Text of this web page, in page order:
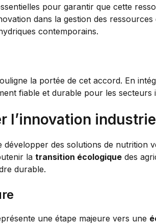
pour garantir que cette
dans la gestion des ressources
contemporains.
la portée de cet accord. En
fiable et durable pour les secteurs
l’innovation
développer des solutions de nutrition
la transition écologique des
durable.
une étape majeure vers une